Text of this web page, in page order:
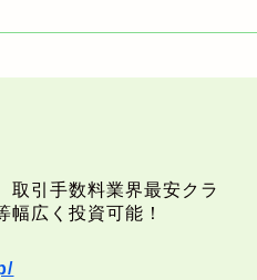
取引手数料業界最安クラ
広く投資可能！